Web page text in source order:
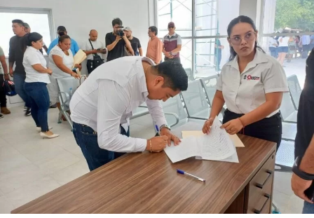
Othón P. Blanco
— 35°C / 43°C
Las condiciones de calor extremo continuarán durante los
próximos días, por lo que se recomienda a la población
tomar precauciones, mantenerse informada y atender
cualquier aviso preventivo. El ambiente húmedo y las altas
temperaturas seguirán siendo protagonistas en la región,
reforzando la importancia de medidas de autocuidado para
evitar golpes de calor.
Fuente: 5to Poder Agencia de Noticias